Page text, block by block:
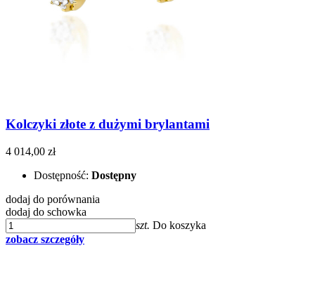
Kolczyki złote z dużymi brylantami
4 014,00 zł
Dostępność: Dostępny
dodaj do porównania
dodaj do schowka
szt. Do koszyka
zobacz szczegóły